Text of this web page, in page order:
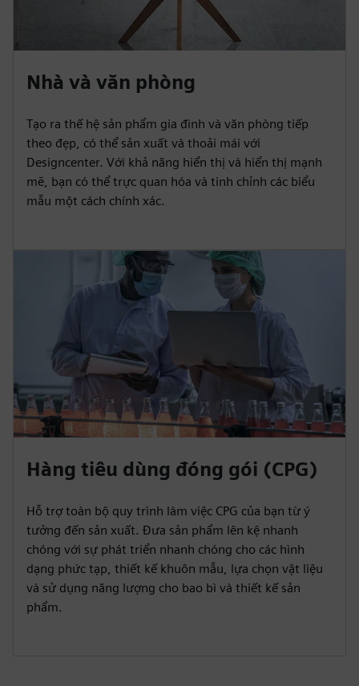
Nhà và văn phòng
Tạo ra thế hệ sản phẩm gia đình và văn phòng tiếp
theo đẹp, có thể sản xuất và thoải mái với
Designcenter. Với khả năng hiển thị và hiển thị mạnh
mẽ, bạn có thể trực quan hóa và tinh chỉnh các biểu
mẫu một cách chính xác.
Hàng tiêu dùng đóng gói (CPG)
Hỗ trợ toàn bộ quy trình làm việc CPG của bạn từ ý
tưởng đến sản xuất. Đưa sản phẩm lên kệ nhanh
chóng với sự phát triển nhanh chóng cho các hình
dạng phức tạp, thiết kế khuôn mẫu, lựa chọn vật liệu
và sử dụng năng lượng cho bao bì và thiết kế sản
phẩm.